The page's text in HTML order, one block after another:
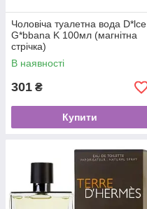
Чоловіча туалетна вода D*lce
G*bbana K 100мл (магнітна
стрічка)
В наявності
301 ₴
Купити